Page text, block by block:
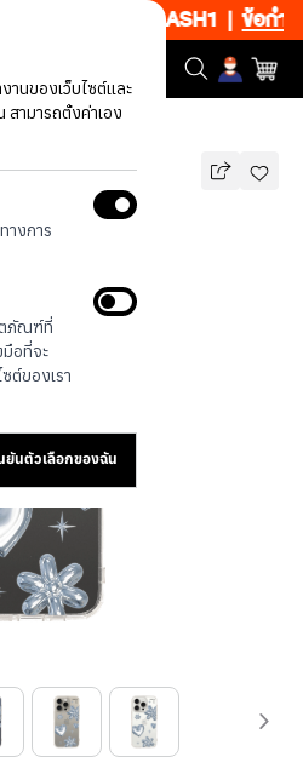
านของเว็บไซต์และ
ามารถตั้งค่าเอง
างการ
ตภัณฑ์ที่
มือที่จะ
ต์ของเรา
ยันตัวเลือกของฉัน
โค้ด: CCFLASH1| ข้อกำหน